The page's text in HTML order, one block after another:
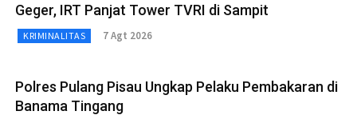
Geger, IRT Panjat Tower TVRI di Sampit
KRIMINALITAS 7 Agt 2026
Polres Pulang Pisau Ungkap Pelaku Pembakaran di
Banama Tingang